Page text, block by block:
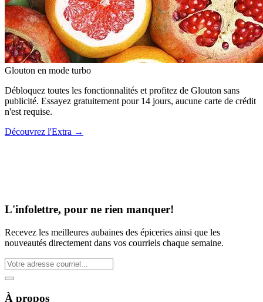
Glouton en mode turbo
Débloquez toutes les fonctionnalités et profitez de Glouton sans
publicité. Essayez gratuitement pour 14 jours, aucune carte de crédit
n'est requise.
Découvrez l'Extra →
L'infolettre, pour ne rien manquer!
Recevez les meilleures aubaines des épiceries ainsi que les
nouveautés directement dans vos courriels chaque semaine.
À propos